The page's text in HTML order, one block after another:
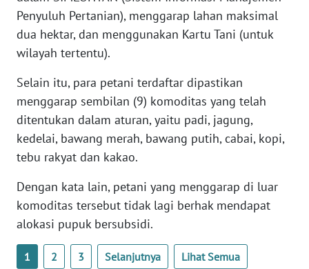
Penyuluh Pertanian), menggarap lahan maksimal
dua hektar, dan menggunakan Kartu Tani (untuk
wilayah tertentu).
Selain itu, para petani terdaftar dipastikan
menggarap sembilan (9) komoditas yang telah
ditentukan dalam aturan, yaitu padi, jagung,
kedelai, bawang merah, bawang putih, cabai, kopi,
tebu rakyat dan kakao.
Dengan kata lain, petani yang menggarap di luar
komoditas tersebut tidak lagi berhak mendapat
alokasi pupuk bersubsidi.
1 2 3 Selanjutnya Lihat Semua
WN
NTT
WN
KEPRI
WN
PAPUA
PAPUA
BARAT
WN
RIAU